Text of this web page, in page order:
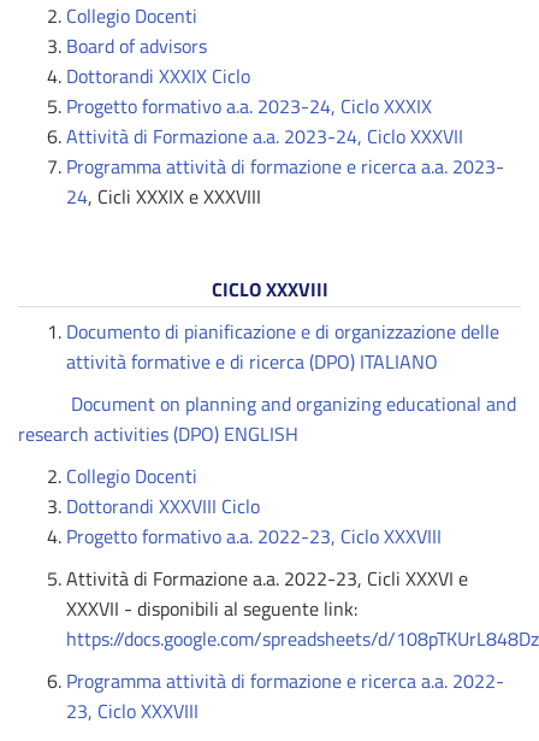
Collegio Docenti
Board of advisors
Dottorandi XXXIX Ciclo
Progetto formativo a.a. 2023-24, Ciclo XXXIX
Attività di Formazione a.a. 2023-24, Ciclo XXXVII
Programma attività di formazione e ricerca a.a. 2023-
24, Cicli XXXIX e XXXVIII
CICLO XXXVIII
Documento di pianificazione e di organizzazione delle
attività formative e di ricerca (DPO) ITALIANO
Document on planning and organizing educational and
research activities (DPO) ENGLISH
Collegio Docenti
Dottorandi XXXVIII Ciclo
Progetto formativo a.a. 2022-23, Ciclo XXXVIII
Attività di Formazione a.a. 2022-23, Cicli XXXVI e
XXXVII - disponibili al seguente link:
https://docs.google.com/spreadsheets/d/
Programma attività di formazione e ricerca a.a. 2022-
23, Ciclo XXXVIII